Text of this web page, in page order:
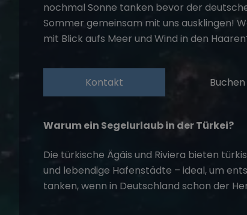
nochmal Sonne tanken bevor der
Sommer gemeinsam mit uns ausklingen!
mit Blick aufs Meer und Wind in den
Kontakt Buchen
Warum ein Segelurlaub in der Türkei?
Die türkische Ägäis und Riviera bieten
und lebendige Hafenstädte – ideal, um
tanken, wenn in Deutschland schon der